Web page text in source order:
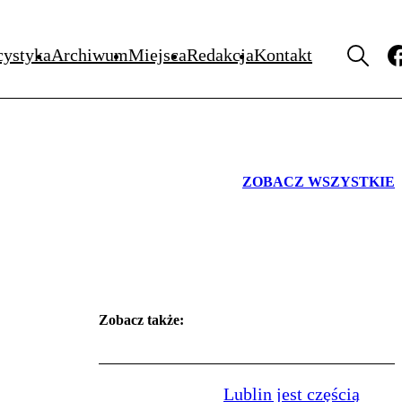
ArchiwumMiejscaRedakcjaKontakt
ZOBACZ WSZYSTKIE
Zobacz także:
Lublin jest częścią